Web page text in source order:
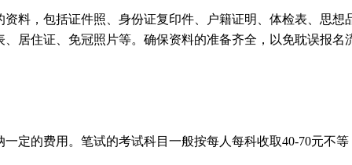
料，包括证件照、身份证复印件、户籍证明、体检表、思想
居住证、免冠照片等。确保资料的准备齐全，以免耽误报名
定的费用。笔试的考试科目一般按每人每科收取40-70元不等